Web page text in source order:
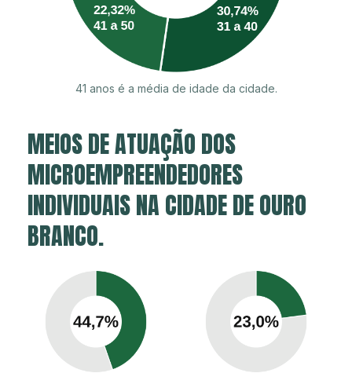
41 anos é a média de idade da cidade.
MEIOS DE ATUAÇÃO DOS
MICROEMPREENDEDORES
INDIVIDUAIS NA CIDADE DE OURO
BRANCO.